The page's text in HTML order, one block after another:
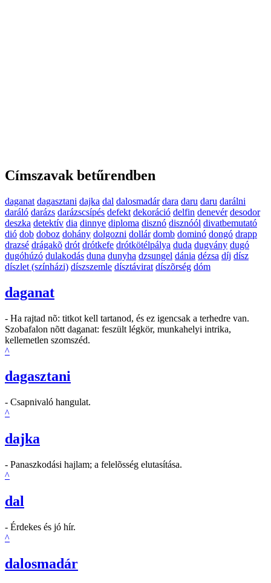
Címszavak betűrendben
daganat dagasztani dajka dal dalosmadár dara daru daru darálni
daráló darázs darázscsípés defekt dekoráció delfin denevér desodor
deszka detektív dia dinnye diploma disznó disznóól divatbemutató
dió dob doboz dohány dolgozni dollár domb dominó dongó drapp
drazsé drágakõ drót drótkefe drótkötélpálya duda dugvány dugó
dugóhúzó dulakodás duna dunyha dzsungel dánia dézsa díj dísz
díszlet (színházi) díszszemle dísztávirat díszõrség dóm
daganat
- Ha rajtad nõ: titkot kell tartanod, és ez igencsak a terhedre van.
Szobafalon nõtt daganat: feszült légkör, munkahelyi intrika,
kellemetlen szomszéd.
^
dagasztani
- Csapnivaló hangulat.
^
dajka
- Panaszkodási hajlam; a felelõsség elutasítása.
^
dal
- Érdekes és jó hír.
^
dalosmadár